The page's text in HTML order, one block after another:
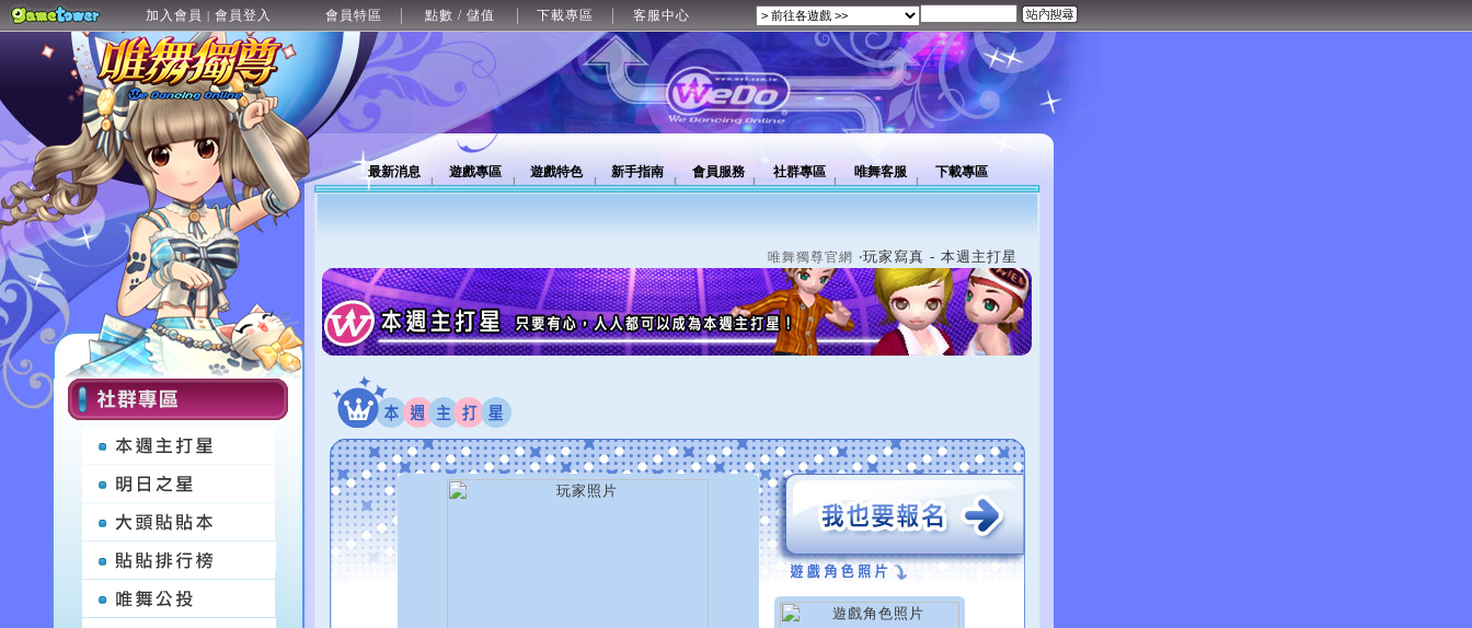
加入會員 | 會員登入 會員特區 點數 / 儲值 下載專區 客服中心
最新消息 遊戲專區 遊戲特色 新手指南 會員服務 社群專區 唯舞客服 下載專區
唯舞獨尊官網 ‧玩家寫真 - 本週主打星